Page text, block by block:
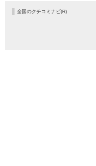
全国のクチコミナビ(R)